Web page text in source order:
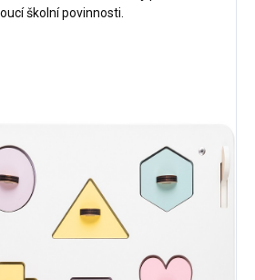
školní povinnosti.